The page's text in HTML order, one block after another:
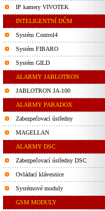
IP kamery VIVOTEK
INTELIGENTNÍ DŮM
Systém Control4
Systém FIBARO
Systém GILD
ALARMY JABLOTRON
JABLOTRON JA-100
ALARMY PARADOX
Zabezpečovací ústředny
MAGELLAN
ALARMY DSC
Zabezpečovací ústředny DSC
Ovládací klávesnice
Systémové moduly
GSM MODULY